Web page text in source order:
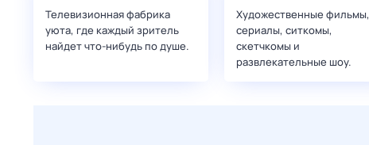
Телевизионная фабрика
уюта, где каждый зритель
найдет что‑нибудь по душе.
Художественные фильмы,
сериалы, ситкомы,
скетчкомы и
развлекательные шоу.